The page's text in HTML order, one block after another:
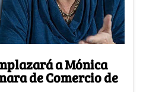
a Mónica
de Comercio de